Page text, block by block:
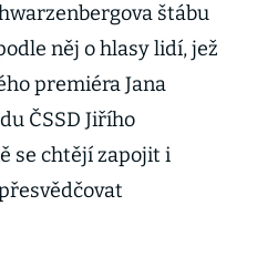
štábu
něj o hlasy lidí, jež
premiéra Jana
ČSSD Jiřího
se chtějí zapojit i